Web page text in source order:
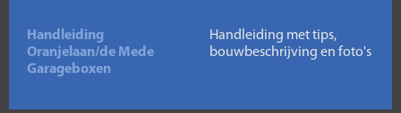
Handleiding
Oranjelaan/de Mede
Garageboxen
Handleiding met tips,
bouwbeschrijving en foto's